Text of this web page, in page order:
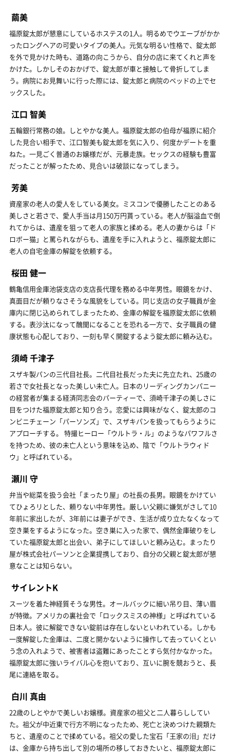
繭美
福原錠太郎が懇意にしているホステスの1人。明るめでウエーブがかか
ったロングへアの可愛いタイプの美人。元気な明るい性格で、錠太郎
を外で見かけた時も、道路の向こうから、自分の店に来てくれと声を
かけた。しかしそのおかげで、錠太郎が車と接触して骨折してしま
う。病院にお見舞いに行った際には、錠太郎と病院のベッドの上でセ
ックスした。
江口 智美
五輪銀行常務の娘。しとやかな美人。福原錠太郎の伯母が福原に紹介
した見合い相手で、江口智美も錠太郎を気に入り、何度かデートを重
ねた。一見ごく普通のお嬢様だが、元暴走族。セックスの経験も豊富
だったことが解ったため、見合いは破談になってしまう。
芳美
資産家の老人の愛人をしている美女。ミスコンで優勝したことのある
美しさと若さで、愛人手当は月150万円貰っている。老人が脳溢血で倒
れてからは、遺産を狙って老人の家族と揉める。老人の妻からは「ド
ロボー猫」と罵られながらも、遺産を手に入れようと、福原錠太郎に
老人の自宅金庫の解錠を依頼する。
桜田 健一
鶴亀信用金庫池袋支店の支店長代理を務める中年男性。眼鏡をかけ、
真面目だが頼りなさそうな風貌をしている。同じ支店の女子職員が金
庫内に閉じ込められてしまったため、金庫の解錠を福原錠太郎に依頼
する。表沙汰になって醜聞になることを恐れる一方で、女子職員の健
康状態も心配しており、一刻も早く開錠するよう錠太郎に頼み込む。
須崎 千津子
スザキ製パンの三代目社長。二代目社長だった夫に先立たれ、25歳の
若さで女社長となった美しい未亡人。日本のリーディングカンパニー
の経営者が集まる経済同志会のパーティーで、須崎千津子の美しさに
目をつけた福原錠太郎と知り合う。恋愛には興味がなく、錠太郎のコ
ンビニチェーン「パーソンズ」で、スザキパンを扱ってもらうように
アプローチする。 特撮ヒーロー「ウルトラ・ル」のようなパワフルさ
を持つため、彼の未亡人という意味を込め、陰で「ウルトラウィド
ウ」と呼ばれている。
瀬川 守
弁当や総菜を扱う会社「まったり屋」の社長の長男。眼鏡をかけてい
てひょろリとした、頼りない中年男性。厳しい父親に嫌気がさして10
年前に家出したが、3年前には妻子ができ、生活が成り立たなくなって
空き巣をするようになった。空き巣に入った家で、偶然金庫破りをし
ていた福原錠太郎と出会い、弟子にしてほしいと頼み込む。まったり
屋が株式会社パーソンと企業提携しており、自分の父親と錠太郎が懇
意なことは知らない。
サイレントK
スーツを着た神経質そうな男性。オールバックに細い吊り目、薄い眉
が特徴。アメリカの裏社会で「ロックスミスの神様」と呼ばれている
日本人。彼に解錠できない錠前は存在しないといわれている。しかも
一度解錠した金庫は、二度と開かないように操作して去っていくとい
う念の入れようで、被害者は盗難にあったことすら気付かなかった。
福原錠太郎に強いライバル心を抱いており、互いに腕を競おうと、長
尾に連絡を取る。
白川 真由
22歳のしとやかで美しいお嬢様。資産家の祖父と二人暮らししてい
た。祖父が中近東で行方不明になったため、死亡と決めつけた親類た
ちと、遺産のことで揉めている。祖父の愛した宝石「王家の泪」だけ
は、金庫から持ち出して別の場所の移しておきたいと、福原錠太郎に